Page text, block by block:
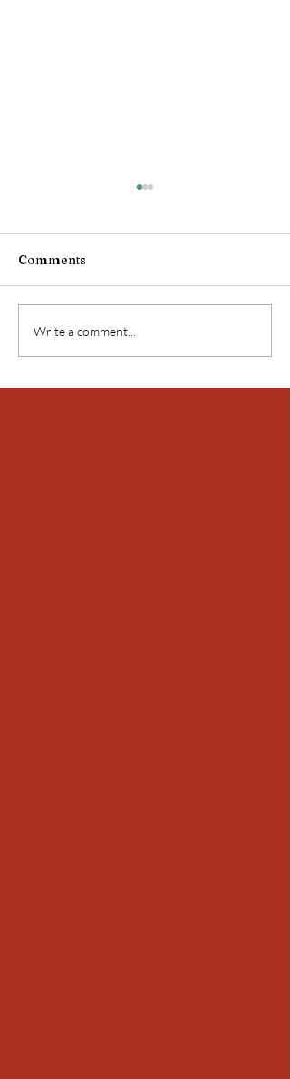
Birmanie !
Comments
Write a comment...